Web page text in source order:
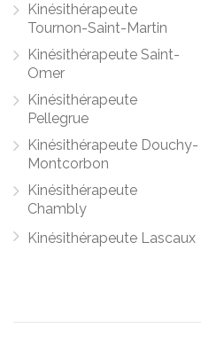
Kinésithérapeute
Tournon-Saint-Martin
Kinésithérapeute Saint-
Omer
Kinésithérapeute
Pellegrue
Kinésithérapeute Douchy-
Montcorbon
Kinésithérapeute
Chambly
Kinésithérapeute Lascaux